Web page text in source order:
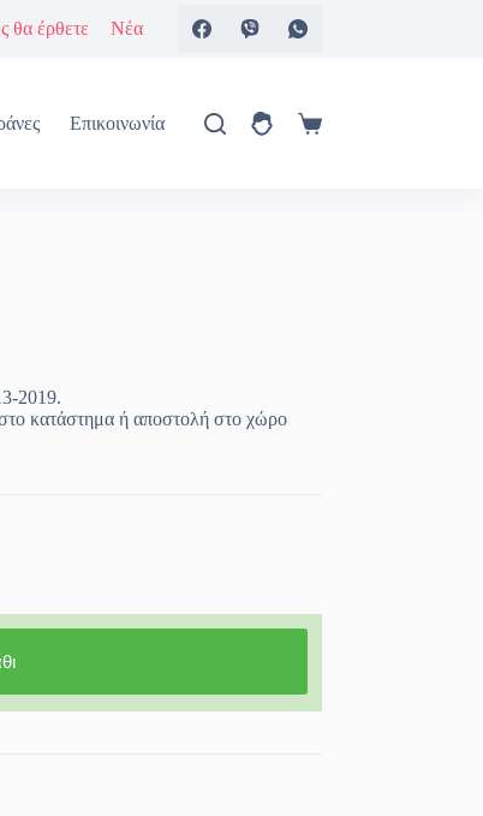
θα έρθετε Νέα
Επικοινωνία
Καλάθι
2019.
κατάστημα ή αποστολή στο χώρο